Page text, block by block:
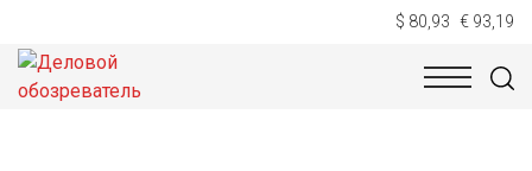
$ 80,93 € 93,19
НОВОСТИ